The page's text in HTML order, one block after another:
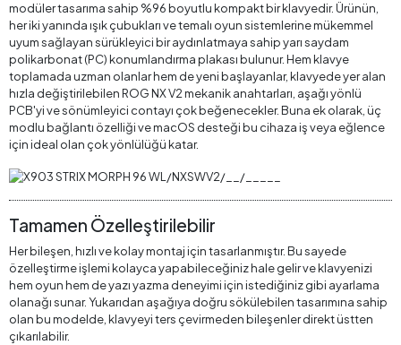
modüler tasarıma sahip %96 boyutlu kompakt bir klavyedir. Ürünün,
her iki yanında ışık çubukları ve temalı oyun sistemlerine mükemmel
uyum sağlayan sürükleyici bir aydınlatmaya sahip yarı saydam
polikarbonat (PC) konumlandırma plakası bulunur. Hem klavye
toplamada uzman olanlar hem de yeni başlayanlar, klavyede yer alan
hızla değiştirilebilen ROG NX V2 mekanik anahtarları, aşağı yönlü
PCB'yi ve sönümleyici contayı çok beğenecekler. Buna ek olarak, üç
modlu bağlantı özelliği ve macOS desteği bu cihaza iş veya eğlence
için ideal olan çok yönlülüğü katar.
Tamamen Özelleştirilebilir
Her bileşen, hızlı ve kolay montaj için tasarlanmıştır. Bu sayede
özelleştirme işlemi kolayca yapabileceğiniz hale gelir ve klavyenizi
hem oyun hem de yazı yazma deneyimi için istediğiniz gibi ayarlama
olanağı sunar. Yukarıdan aşağıya doğru sökülebilen tasarımına sahip
olan bu modelde, klavyeyi ters çevirmeden bileşenler direkt üstten
çıkarılabilir.